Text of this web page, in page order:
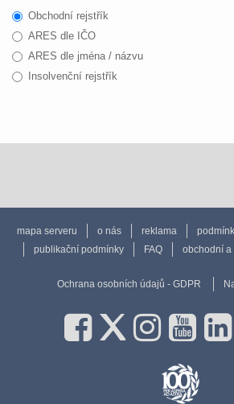
Obchodní rejstřík
ARES dle IČO
ARES dle jména / názvu
Insolvenční rejstřík
mapa serveru o nás reklama
publikační podmínky
FAQ obchodní a
Ochrana osobních údajů - GDPR